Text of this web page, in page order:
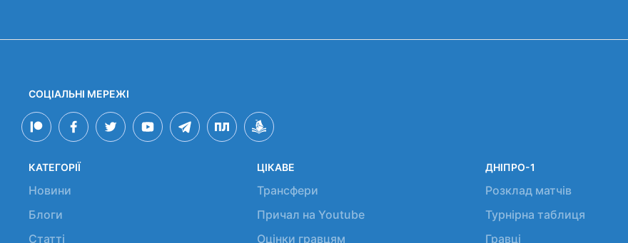
СОЦІАЛЬНІ МЕРЕЖІ
КАТЕГОРІЇ
Новини
Блоги
Статті
ЦІКАВЕ
Трансфери
Причал на Youtube
Оцінки гравцям
ДНІПРО-1
Розклад матчів
Турнірна таблиця
Гравці